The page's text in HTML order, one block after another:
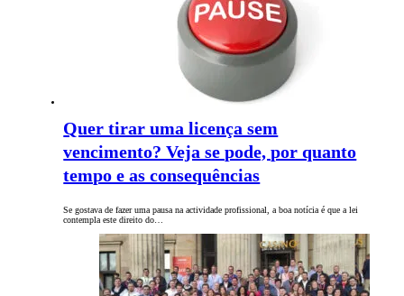
Quer tirar uma licença sem
vencimento? Veja se pode, por quanto
tempo e as consequências
Se gostava de fazer uma pausa na actividade profissional, a boa notícia é que a lei
contempla este direito do…